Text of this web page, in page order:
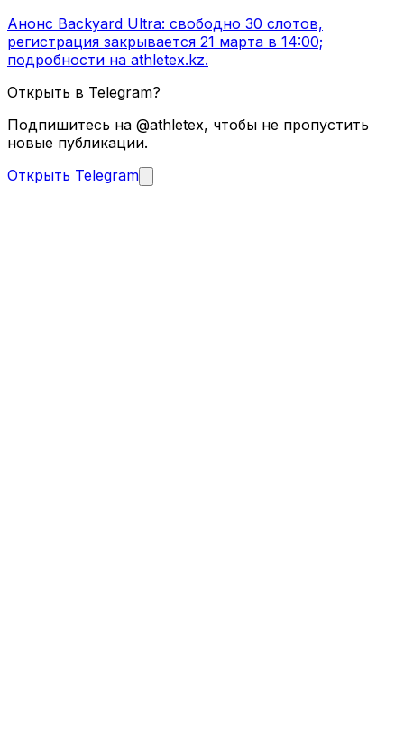
Анонс Backyard Ultra: свободно 30 слотов,
регистрация закрывается 21 марта в 14:00;
подробности на athletex.kz.
Открыть в Telegram?
Подпишитесь на @athletex, чтобы не пропустить
новые публикации.
Открыть Telegram